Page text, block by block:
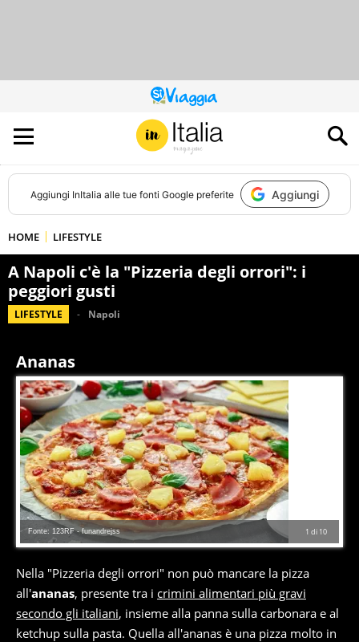
QUESTO
SITO
CONTRIBUISCE
ALL’AUDIENCE
DI
Aggiungi InItalia alle tue fonti Google preferite Aggiungi
HOME LIFESTYLE
A Napoli c'è la "Pizzeria degli orrori": i
peggiori gusti
LIFESTYLE Napoli
Ananas
1 di 10
Fonte: 123RF - funandrejss
Nella "Pizzeria degli orrori" non può mancare la pizza
all'ananas, presente tra i crimini alimentari più gravi
secondo gli italiani, insieme alla panna sulla carbonara e al
ketchup sulla pasta. Quella all'ananas è una pizza molto in